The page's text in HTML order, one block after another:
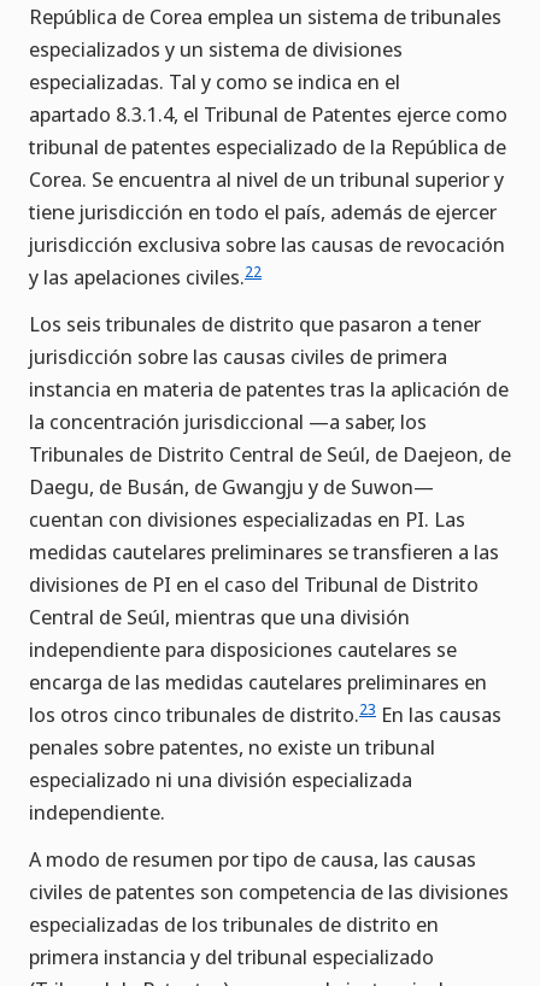
República de Corea emplea un sistema de tribunales
especializados y un sistema de divisiones
especializadas. Tal y como se indica en el
apartado 8.3.1.4, el Tribunal de Patentes ejerce como
tribunal de patentes especializado de la República de
Corea. Se encuentra al nivel de un tribunal superior y
tiene jurisdicción en todo el país, además de ejercer
jurisdicción exclusiva sobre las causas de revocación
y las apelaciones civiles.22
Los seis tribunales de distrito que pasaron a tener
jurisdicción sobre las causas civiles de primera
instancia en materia de patentes tras la aplicación de
la concentración jurisdiccional —a saber, los
Tribunales de Distrito Central de Seúl, de Daejeon, de
Daegu, de Busán, de Gwangju y de Suwon—
cuentan con divisiones especializadas en PI. Las
medidas cautelares preliminares se transfieren a las
divisiones de PI en el caso del Tribunal de Distrito
Central de Seúl, mientras que una división
independiente para disposiciones cautelares se
encarga de las medidas cautelares preliminares en
los otros cinco tribunales de distrito.23 En las causas
penales sobre patentes, no existe un tribunal
especializado ni una división especializada
independiente.
A modo de resumen por tipo de causa, las causas
civiles de patentes son competencia de las divisiones
especializadas de los tribunales de distrito en
primera instancia y del tribunal especializado